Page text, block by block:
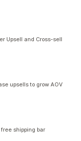
Upsell and Cross-sell
upsells to grow AOV
shipping bar